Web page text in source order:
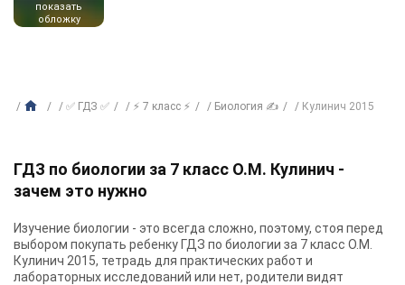
показать
обложку
✅ ГДЗ ✅ ⚡ 7 класс ⚡ Биология ✍ Кулинич 2015
ГДЗ по биологии за 7 класс О.М. Кулинич -
зачем это нужно
Изучение биологии - это всегда сложно, поэтому, стоя перед
выбором покупать ребенку ГДЗ по биологии за 7 класс О.М.
Кулинич 2015, тетрадь для практических работ и
лабораторных исследований или нет, родители видят